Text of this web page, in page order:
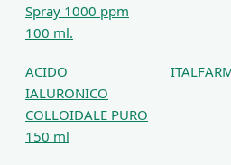
Spray 1000 ppm
100 ml.
ACIDO
IALURONICO
COLLOIDALE PURO
150 ml